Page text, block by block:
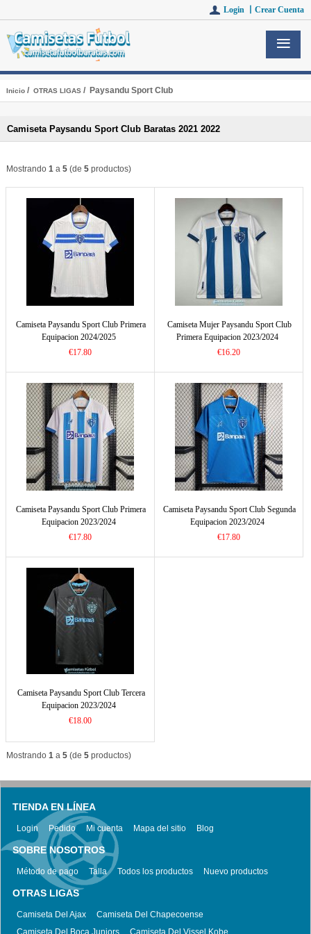
Login 丨 Crear Cuenta
Inicio/ OTRAS LIGAS/ Paysandu Sport Club
Camiseta Paysandu Sport Club Baratas 2021 2022
Mostrando 1a 5(de 5productos)
Camiseta Paysandu Sport Club Primera
Equipacion 2024/2025
€17.80
Camiseta Mujer Paysandu Sport Club
Primera Equipacion 2023/2024
€16.20
Camiseta Paysandu Sport Club Primera
Equipacion 2023/2024
€17.80
Camiseta Paysandu Sport Club Segunda
Equipacion 2023/2024
€17.80
Camiseta Paysandu Sport Club Tercera
Equipacion 2023/2024
€18.00
Mostrando 1a 5(de 5productos)
TIENDA EN LÍNEA
Login Pedido Mi cuenta Mapa del sitio Blog
SOBRE NOSOTROS
Método de pago Talla Todos los productos Nuevo productos
OTRAS LIGAS
Camiseta Del Ajax
Camiseta Del Chapecoense
Camiseta Del Boca Juniors
Camiseta Del Vissel Kobe